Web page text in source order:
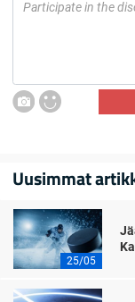
Uusimmat
25/05